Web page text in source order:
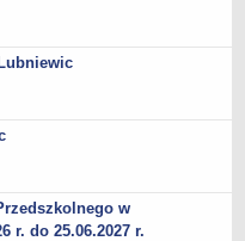
w
r. do 25.06.2027 r.